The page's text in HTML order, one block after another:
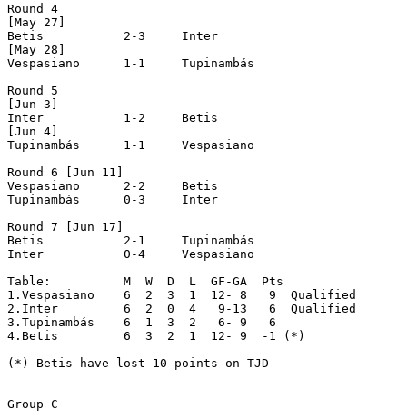
Round 4
[May 27]
Betis		2-3	Inter
[May 28]
Vespasiano	1-1	Tupinambás
Round 5
[Jun 3]
Inter		1-2	Betis
[Jun 4]
Tupinambás	1-1	Vespasiano
Round 6 [Jun 11]
Vespasiano	2-2	Betis
Tupinambás	0-3	Inter
Round 7 [Jun 17]
Betis		2-1	Tupinambás
Inter		0-4	Vespasiano
Table:		M  W  D  L  GF-GA  Pts
1.Vespasiano	6  2  3  1  12- 8   9  Qualified
2.Inter		6  2  0  4   9-13   6  Qualified
3.Tupinambás	6  1  3  2   6- 9   6
4.Betis		6  3  2  1  12- 9  -1 (*)
(*) Betis have lost 10 points on TJD
Group C